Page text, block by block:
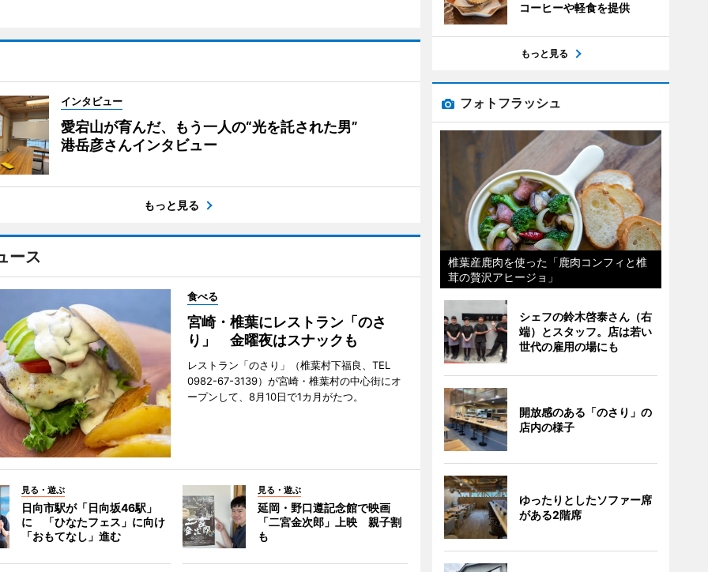
インタビュー
愛宕山が育んだ、もう一人の“光を託された男”
港岳彦さんインタビュー
もっと見る
ース
食べる
宮崎・椎葉にレストラン「のさ
り」 金曜夜はスナックも
レストラン「のさり」（椎葉村下福良、TEL
0982-67-3139）が宮崎・椎葉村の中心街にオ
ープンして、8月10日で1カ月がたつ。
見る・遊ぶ
日向市駅が「日向坂46駅」
に 「ひなたフェス」に向け
「おもてなし」進む
見る・遊ぶ
延岡・野口遵記念館で映画
「二宮金次郎」上映 親子割
も
コーヒーや軽食を提供
もっと見る
フォトフラッシュ
椎葉産鹿肉を使った「鹿肉コンフィと椎
茸の贅沢アヒージョ」
シェフの鈴木啓泰さん（右
端）とスタッフ。店は若い
世代の雇用の場にも
開放感のある「のさり」の
店内の様子
ゆったりとしたソファー席
がある2階席